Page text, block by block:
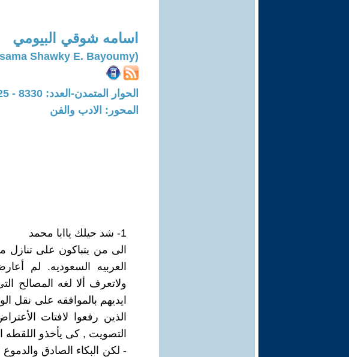
اسامه شوقي البيومي
(Osama Shawky E. Bayoumy)
الحوار المتمدن-العدد: 8330 - 2025 / 5 / 2 - 20:33
المحور: الادب والفن
1- شد حيلك ياابا محمد
الى من يتباكون على
العربيه السعوديه. لم
ولاتعرف ألا لغه المصالح
ايديهم بالموافقه على
الذين رفعوا لافتات
التصويت , كى يأخذو اللقطه
- لكن البكاء الصادق